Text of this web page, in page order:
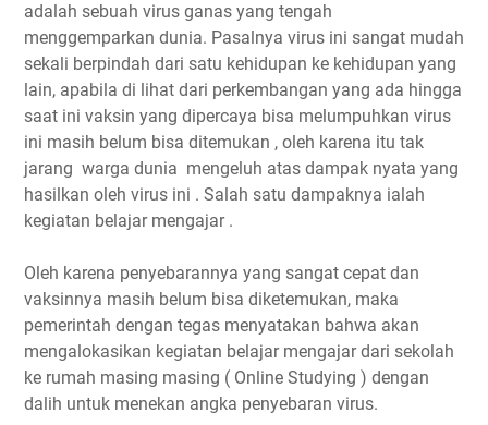
adalah sebuah virus ganas yang tengah
menggemparkan dunia. Pasalnya virus ini sangat mudah
sekali berpindah dari satu kehidupan ke kehidupan yang
lain, apabila di lihat dari perkembangan yang ada hingga
saat ini vaksin yang dipercaya bisa melumpuhkan virus
ini masih belum bisa ditemukan , oleh karena itu tak
jarang warga dunia mengeluh atas dampak nyata yang
hasilkan oleh virus ini . Salah satu dampaknya ialah
kegiatan belajar mengajar .
Oleh karena penyebarannya yang sangat cepat dan
vaksinnya masih belum bisa diketemukan, maka
pemerintah dengan tegas menyatakan bahwa akan
mengalokasikan kegiatan belajar mengajar dari sekolah
ke rumah masing masing ( Online Studying ) dengan
dalih untuk menekan angka penyebaran virus.